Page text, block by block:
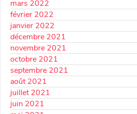
mars 2022
février 2022
janvier 2022
décembre 2021
novembre 2021
octobre 2021
septembre 2021
août 2021
juillet 2021
juin 2021